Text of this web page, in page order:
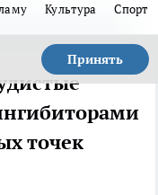
Культура Спорт
Принять
точек